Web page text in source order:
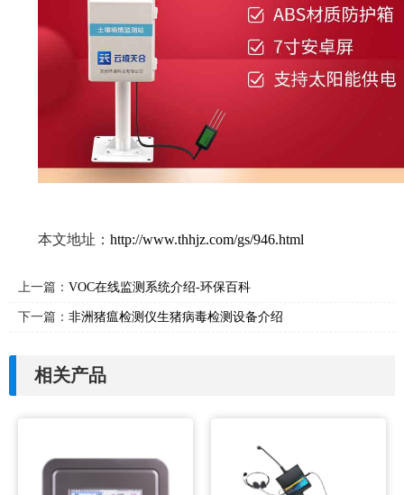
本文地址： http://www.thhjz.com/gs/946.html
上一篇： VOC在线监测系统介绍-环保百科
下一篇： 非洲猪瘟检测仪生猪病毒检测设备介绍
相关产品